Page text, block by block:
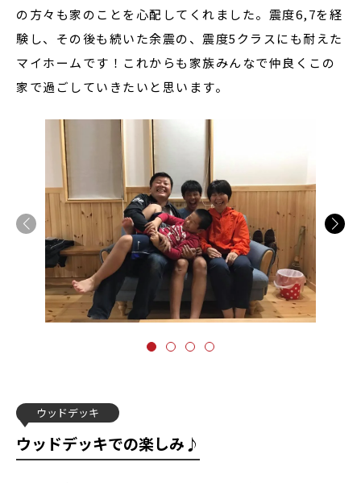
の方々も家のことを心配してくれました。震度6,7を経
験し、その後も続いた余震の、震度5クラスにも耐えた
マイホームです！これからも家族みんなで仲良くこの
家で過ごしていきたいと思います。
ウッドデッキ
ウッドデッキでの楽しみ♪